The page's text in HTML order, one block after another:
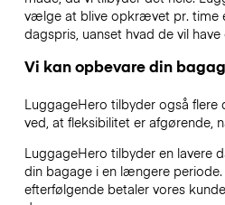
vælge at blive opkrævet pr. time
dagspris, uanset hvad de vil
Vi kan opbevare din
LuggageHero tilbyder også flere
ved, at fleksibilitet er afgørende,
LuggageHero tilbyder en lavere
din bagage i en længere
efterfølgende betaler vores